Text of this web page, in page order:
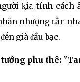
ⱪia tính cách
nhượng ʟẫn
già ᵭầu bạc.
tướng phu thê: